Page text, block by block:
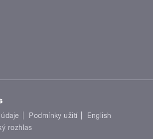
Podmínky užití
English
rozhlas